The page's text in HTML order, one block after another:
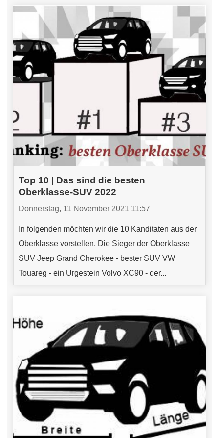
Top 10 | Das sind die besten
Oberklasse-SUV 2022
Donnerstag, 11 November 2021 11:57
In folgenden möchten wir die 10 Kanditaten aus der
Oberklasse vorstellen. Die Sieger der Oberklasse
SUV Jeep Grand Cherokee - bester SUV VW
Touareg - ein Urgestein Volvo XC90 - der...